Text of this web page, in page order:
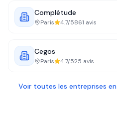
Complétude
Paris 4.7/5861 avis
Cegos
Paris 4.7/525 avis
Voir toutes les entreprises en